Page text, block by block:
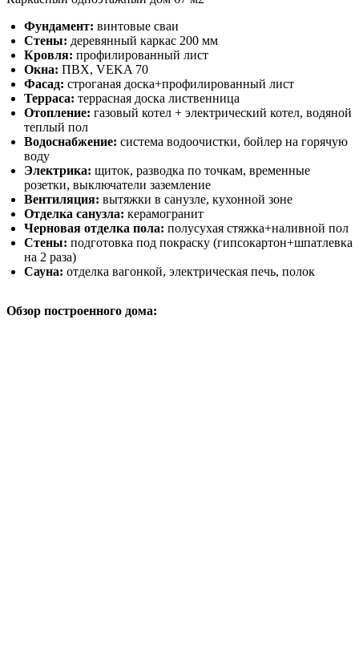
Фундамент: винтовые сваи
Стены: деревянный каркас 200 мм
Кровля: профилированный лист
Окна: ПВХ, VEKA 70
Фасад: строганая доска+профилированный лист
Терраса: террасная доска лиственница
Отопление: газовый котел + электрический котел, водяной
теплый пол
Водоснабжение: система водоочистки, бойлер на горячую
воду
Электрика: щиток, разводка по точкам, временные
розетки, выключатели заземление
Вентиляция: вытяжки в санузле, кухонной зоне
Отделка санузла: керамогранит
Черновая отделка пола: полусухая стяжка+наливной пол
Стены: подготовка под покраску (гипсокартон+шпатлевка
на 2 раза)
Сауна: отделка вагонкой, электрическая печь, полок
Обзор построенного дома: